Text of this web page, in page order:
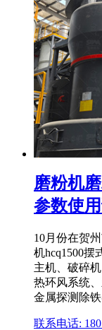
磨粉机
参数使
10月份在贺
机hcq1500摆
主机、破碎
热环风系统
金属探测除铁
联系电话: 180